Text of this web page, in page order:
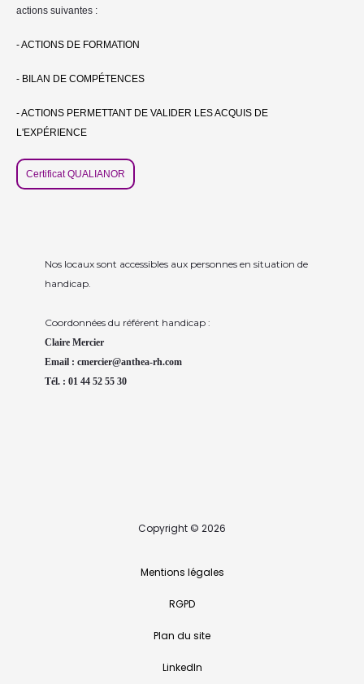
actions suivantes :
- ACTIONS DE FORMATION
- BILAN DE COMPÉTENCES
- ACTIONS PERMETTANT DE VALIDER LES ACQUIS DE
L'EXPÉRIENCE
Certificat QUALIANOR
Nos locaux sont accessibles aux personnes en situation de
handicap.
Coordonnées du référent handicap :
Claire Mercier
Email : cmercier@anthea-rh.com
Tél. : 01 44 52 55 30
Copyright © 2026
Mentions légales
RGPD
Plan du site
LinkedIn